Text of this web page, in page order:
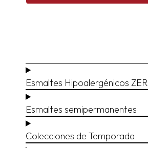
Esmaltes Hipoalergénicos
Esmaltes semipermanentes
Colecciones de Temporada